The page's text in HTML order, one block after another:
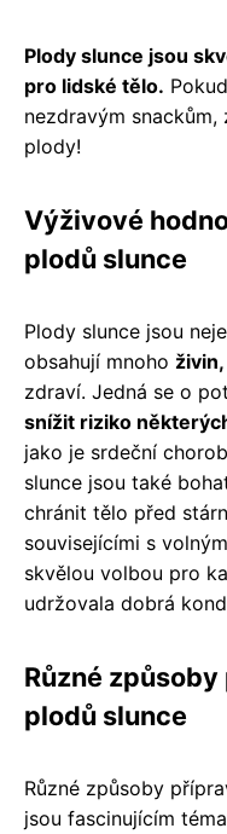
Plody slunce jsou
pro lidské tělo.
nezdravým
plody!
Výživové
plodů slunce
Plody slunce jsou
obsahují mnoho
zdraví. Jedná se o
snížit riziko
jako je srdeční
slunce jsou také
chránit tělo před
souvisejícími s
skvělou volbou pro
udržovala dobrá
Různé
plodů slunce
Různé způsoby
jsou fascinujícím